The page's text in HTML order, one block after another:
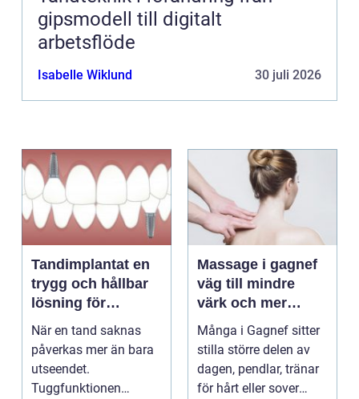
gipsmodell till digitalt
arbetsflöde
Isabelle Wiklund 30 juli 2026
Tandimplantat en
trygg och hållbar
lösning för
förlorade tänder
När en tand saknas
påverkas mer än bara
utseendet.
Tuggfunktionen
Massage i gagnef
väg till mindre
värk och mer
vardagsenergi
Många i Gagnef sitter
stilla större delen av
dagen, pendlar, tränar
för hårt eller sover